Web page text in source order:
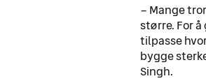
– Mange
større. For
tilpasse
bygge
Singh​.